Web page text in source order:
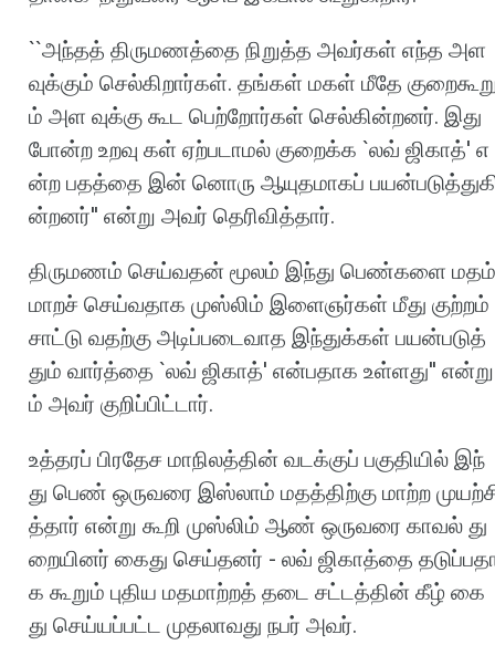
``அந்தத் திருமணத்தை நிறுத்த அவர்கள் எந்த அள
வுக்கும் செல்கிறார்கள். தங்கள் மகள் மீதே
ம் அள வுக்கு கூட பெற்றோர்கள் செல்கின்றனர். இது
போன்ற உறவு கள் ஏற்படாமல் குறைக்க `லவ் ஜிகாத்' எ
ன்ற பதத்தை இன் னொரு ஆயுதமாகப்
ன்றனர்'' என்று அவர் தெரிவித்தார்.
திருமணம் செய்வதன் மூலம் இந்து பெண்களை மதம்
மாறச் செய்வதாக முஸ்லிம் இளைஞர்கள் மீது குற்றம்
சாட்டு வதற்கு அடிப்படைவாத இந்துக்கள் பயன்படுத்
தும் வார்த்தை `லவ் ஜிகாத்' என்பதாக உள்ளது'' என்று
ம் அவர் குறிப்பிட்டார்.
உத்தரப் பிரதேச மாநிலத்தின் வடக்குப் பகுதியில் இந்
து பெண் ஒருவரை இஸ்லாம் மதத்திற்கு மாற்ற
த்தார் என்று கூறி முஸ்லிம் ஆண் ஒருவரை காவல் து
றையினர் கைது செய்தனர் - லவ் ஜிகாத்தை
க கூறும் புதிய மதமாற்றத் தடை சட்டத்தின் கீழ் கை
து செய்யப்பட்ட முதலாவது நபர் அவர்.